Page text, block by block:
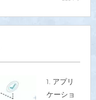
1. アプリ
ケーショ